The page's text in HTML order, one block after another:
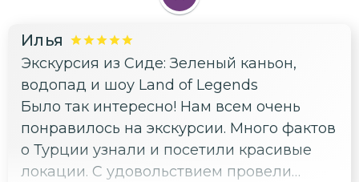
Илья
Экскурсия из Сиде: Зеленый каньон,
водопад и шоу Land of Legends
Было так интересно! Нам всем очень
понравилось на экскурсии. Много фактов
о Турции узнали и посетили красивые
локации. С удовольствием провели